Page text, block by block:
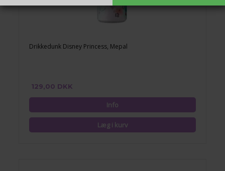
Drikkedunk Disney Princess, Mepal
129,00 DKK